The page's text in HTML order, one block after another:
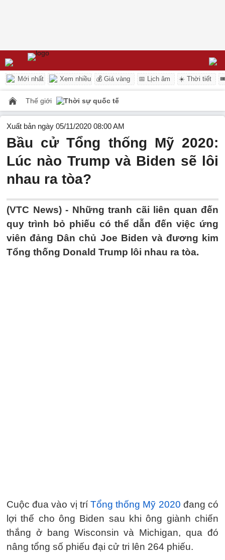
Mới nhất Xem nhiều 💰 Giá vàng 📅 Lịch âm ☀️ Thời tiết
Thế giới Thời sự quốc tế
Xuất bản ngày 05/11/2020 08:00 AM
Bầu cử Tổng thống Mỹ 2020:
Lúc nào Trump và Biden sẽ lôi
nhau ra tòa?
(VTC News) - Những tranh cãi liên quan đến
quy trình bỏ phiếu có thể dẫn đến việc ứng
viên đảng Dân chủ Joe Biden và đương kim
Tổng thống Donald Trump lôi nhau ra tòa.
Cuộc đua vào vị trí Tổng thống Mỹ 2020 đang có
lợi thế cho ông Biden sau khi ông giành chiến
thắng ở bang Wisconsin và Michigan, qua đó
nâng tổng số phiếu đại cử tri lên 264 phiếu.